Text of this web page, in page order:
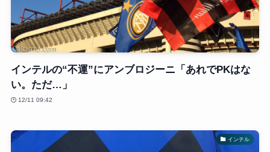
インテルの“不運”にアンブロジーニ「あれでPKはな
い。ただ…」
12/11 09:42
インテル